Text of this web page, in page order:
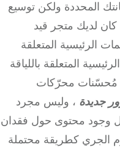
المحددة ولكن توسيع
لديك متجر قيد
المتعلقة
المتعلقة باللياقة
محرّكات
، وليس مجرد
محتوى حول فقدان
كطريقة محتملة